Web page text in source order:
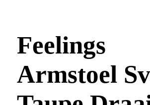
Feelings
Armstoel